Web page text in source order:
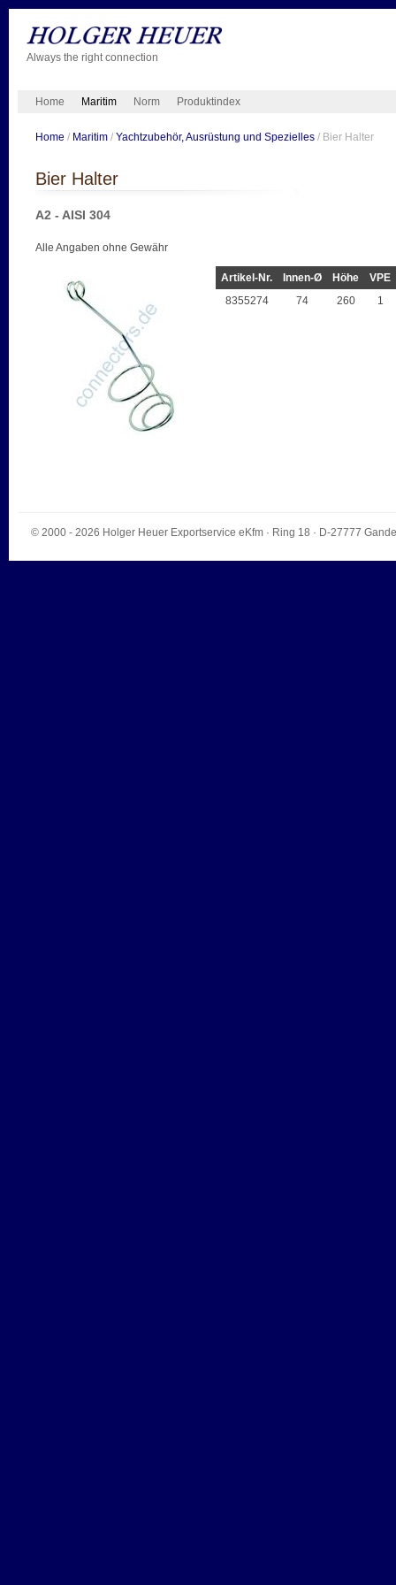
Always the right connection
Home Maritim Norm Produktindex
Home / Maritim/ Yachtzubehör, Ausrüstung und Spezielles/ Bier Halter
Bier Halter
A2 - AISI 304
Alle Angaben ohne Gewähr
Artikel-Nr. Innen-Ø Höhe
VPE
8355274
74 260 1
© 2000 - 2026 Holger Heuer Exportservice eKfm· Ring 18 · D-27777